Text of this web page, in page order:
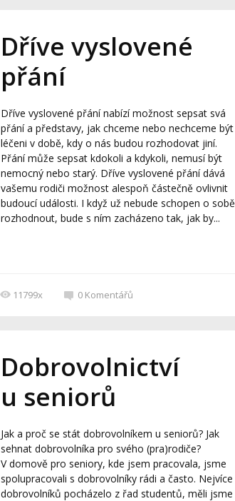
Dříve vyslovené
přání
Dříve vyslovené přání nabízí možnost sepsat svá
přání a představy, jak chceme nebo nechceme být
léčeni v době, kdy o nás budou rozhodovat jiní.
Přání může sepsat kdokoli a kdykoli, nemusí být
nemocný nebo starý. Dříve vyslovené přání dává
vašemu rodiči možnost alespoň částečně ovlivnit
budoucí události. I když už nebude schopen o sobě
rozhodnout, bude s ním zacházeno tak, jak by...
11799x 0 Komentářů
Dobrovolnictví
u seniorů
Jak a proč se stát dobrovolníkem u seniorů? Jak
sehnat dobrovolníka pro svého (pra)rodiče?
V domově pro seniory, kde jsem pracovala, jsme
spolupracovali s dobrovolníky rádi a často. Nejvíce
dobrovolníků pocházelo z řad studentů, měli jsme